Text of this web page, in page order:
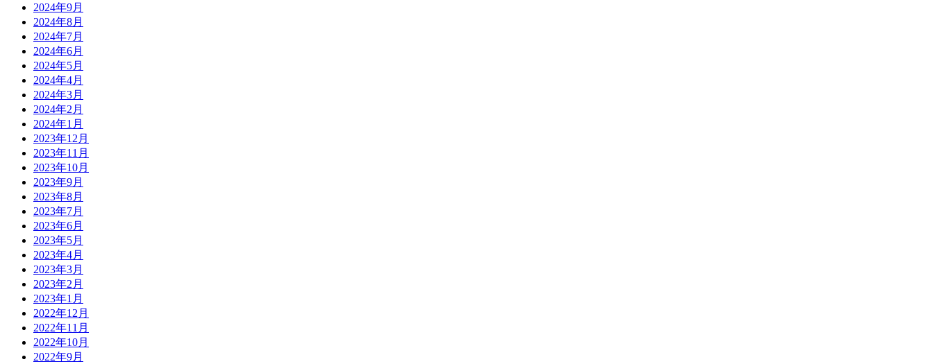
2024年9月
2024年8月
2024年7月
2024年6月
2024年5月
2024年4月
2024年3月
2024年2月
2024年1月
2023年12月
2023年11月
2023年10月
2023年9月
2023年8月
2023年7月
2023年6月
2023年5月
2023年4月
2023年3月
2023年2月
2023年1月
2022年12月
2022年11月
2022年10月
2022年9月